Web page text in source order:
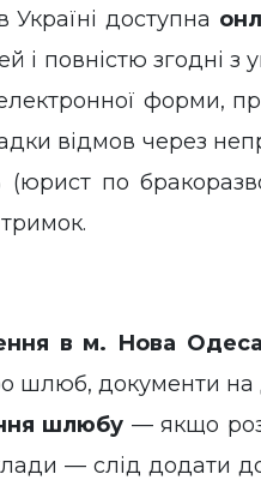
Україні доступна
і повністю згодні
форми,
відмов через
(юрист по
в м. Нова
шлюб, документи на
шлюбу — якщо
— слід додати